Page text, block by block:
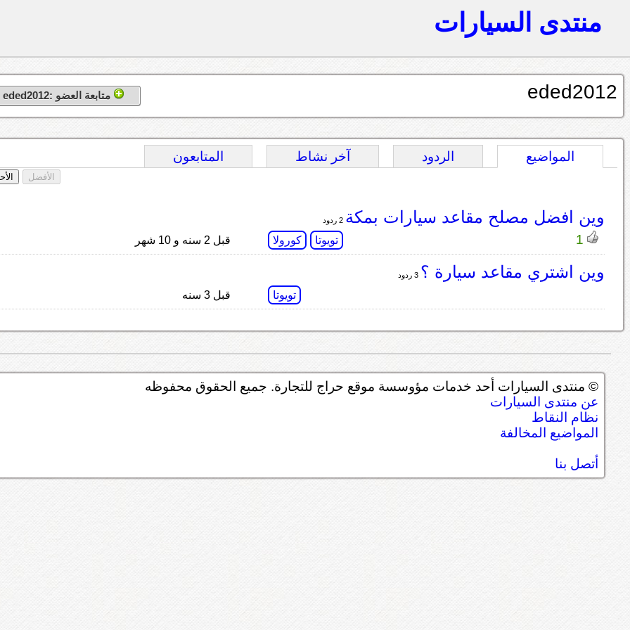
منتدى السيارات
eded2012 متابعة العضو :eded2012
المواضيع الردود آخر نشاط المتابعون
الأفضل
وين افضل مصلح مقاعد سيارات بمكة 2 ردود
1 تويوتا كورولا قبل 2 سنه و 10 شهر
وين اشتري مقاعد سيارة ؟ 3 ردود
تويوتا قبل 3 سنه
© منتدى السيارات أحد خدمات مؤوسسة موقع حراج للتجارة. جميع الحقوق محفوظه
عن منتدى السيارات
نظام النقاط
المواضيع المخالفة
أتصل بنا